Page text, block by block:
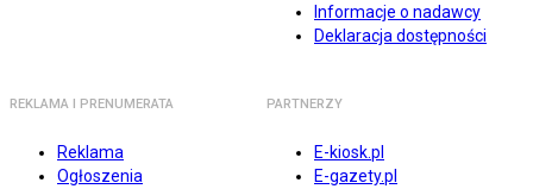
Informacje o nadawcy
Deklaracja dostępności
REKLAMA I PRENUMERATA
Reklama
Ogłoszenia
PARTNERZY
E-kiosk.pl
E-gazety.pl